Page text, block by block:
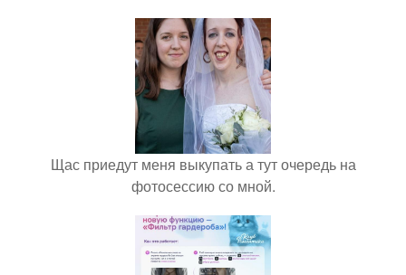
Щас приедут меня выкупать а тут очередь на
фотосессию со мной.